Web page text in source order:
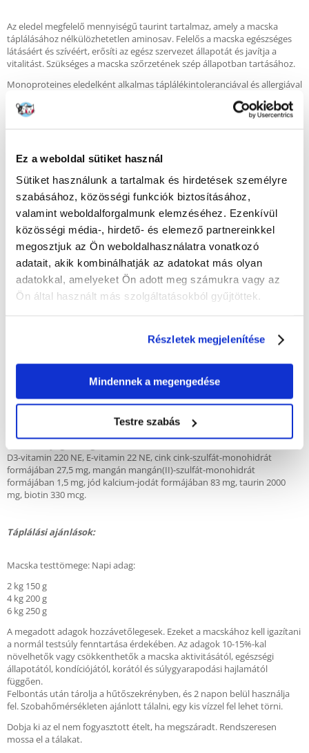
Ez a weboldal sütiket használ
Sütiket használunk a tartalmak és hirdetések személyre
szabásához, közösségi funkciók biztosításához,
valamint weboldalforgalmunk elemzéséhez. Ezenkívül
közösségi média-, hirdető- és elemező partnereinkkel
megosztjuk az Ön weboldalhasználatra vonatkozó
adatait, akik kombinálhatják az adatokat más olyan
adatokkal, amelyeket Ön adott meg számukra vagy az
Ön által használt más szolgáltatásokból gyűjtöttek.
Részletek megjelenítése
Mindennek a megengedése
Testre szabás
Az eledel megfelelő mennyiségű taurint tartalmaz, amely a macska
táplálásához nélkülözhetetlen aminosav. Felelős a macska egészséges
látásáért és szívéért, erősíti az egész szervezet állapotát és javítja a
vitalitást. Szükséges a macska szőrzetének szép állapotban tartásához.
Monoproteines eledelként alkalmas táplálékintoleranciával és allergiával
abból áll, hogy körülbelül 4 hónapig csak egyféle állati fehérjét etetünk,
hogy lássuk, hogyan reagál rá a macska szervezete.
- Magas húsarány, belsőségek hozzáadása - a megfelelő egyensúly a
macskatáplálásban
- 2000 mg taurin az erős látásért, szívért, szép szőrzetért és erős
immunitásért
- A nedves pástétom állaga
- Mono-fehérje
Összetétel:
70% bárányhús (ebből kb. 2/3 izomhús és szív, kb. 1/3 máj és tüdő),
nedvességtartalom: 75%.
Kiegyensúlyozott kalcium/foszfor arány 1,06/1 (0,35%/0,33%)
Energiaérték: 117,65 Kcal/100g, 492,27 kJ/100 g
D3-vitamin 220 NE, E-vitamin 22 NE, cink cink-szulfát-monohidrát
formájában 27,5 mg, mangán mangán(II)-szulfát-monohidrát
formájában 1,5 mg, jód kalcium-jodát formájában 83 mg, taurin 2000
mg, biotin 330 mcg.
Táplálási ajánlások:
Macska testtömege: Napi adag:
2 kg 150 g
4 kg 200 g
6 kg 250 g
A megadott adagok hozzávetőlegesek. Ezeket a macskához kell igazítani
a normál testsúly fenntartása érdekében. Az adagok 10-15%-kal
növelhetők vagy csökkenthetők a macska aktivitásától, egészségi
állapotától, kondíciójától, korától és súlygyarapodási hajlamától
függően.
Felbontás után tárolja a hűtőszekrényben, és 2 napon belül használja
fel. Szobahőmérsékleten ajánlott tálalni, egy kis vízzel fel lehet törni.
Dobja ki az el nem fogyasztott ételt, ha megszáradt. Rendszeresen
mossa el a tálakat.